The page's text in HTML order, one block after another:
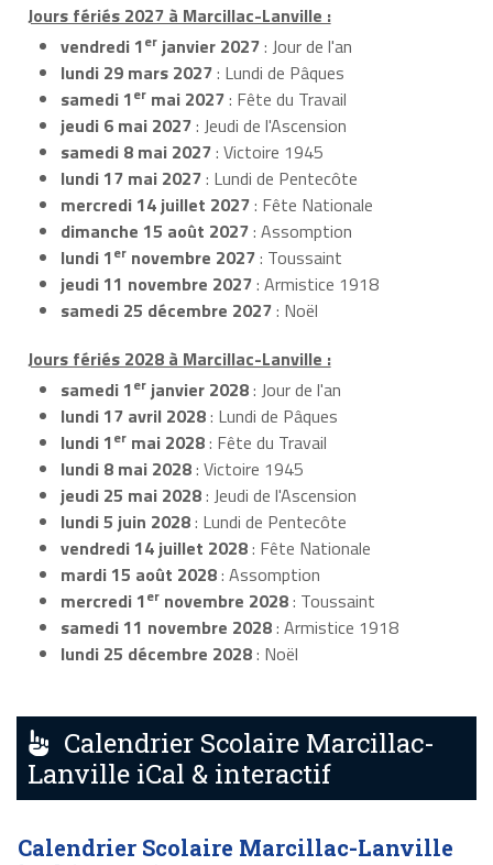
Jours fériés 2027 à Marcillac-Lanville :
vendredi 1er janvier 2027: Jour de l'an
lundi 29 mars 2027: Lundi de Pâques
samedi 1er mai 2027: Fête du Travail
jeudi 6 mai 2027: Jeudi de l'Ascension
samedi 8 mai 2027: Victoire 1945
lundi 17 mai 2027: Lundi de Pentecôte
mercredi 14 juillet 2027: Fête Nationale
dimanche 15 août 2027: Assomption
lundi 1er novembre 2027: Toussaint
jeudi 11 novembre 2027: Armistice 1918
samedi 25 décembre 2027: Noël
Jours fériés 2028 à Marcillac-Lanville :
samedi 1er janvier 2028: Jour de l'an
lundi 17 avril 2028: Lundi de Pâques
lundi 1er mai 2028: Fête du Travail
lundi 8 mai 2028: Victoire 1945
jeudi 25 mai 2028: Jeudi de l'Ascension
lundi 5 juin 2028: Lundi de Pentecôte
vendredi 14 juillet 2028: Fête Nationale
mardi 15 août 2028: Assomption
mercredi 1er novembre 2028: Toussaint
samedi 11 novembre 2028: Armistice 1918
lundi 25 décembre 2028: Noël
Calendrier Scolaire Marcillac-
Lanville iCal & interactif
Calendrier Scolaire Marcillac-Lanville